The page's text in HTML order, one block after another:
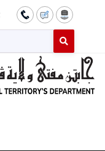
Type 2 or